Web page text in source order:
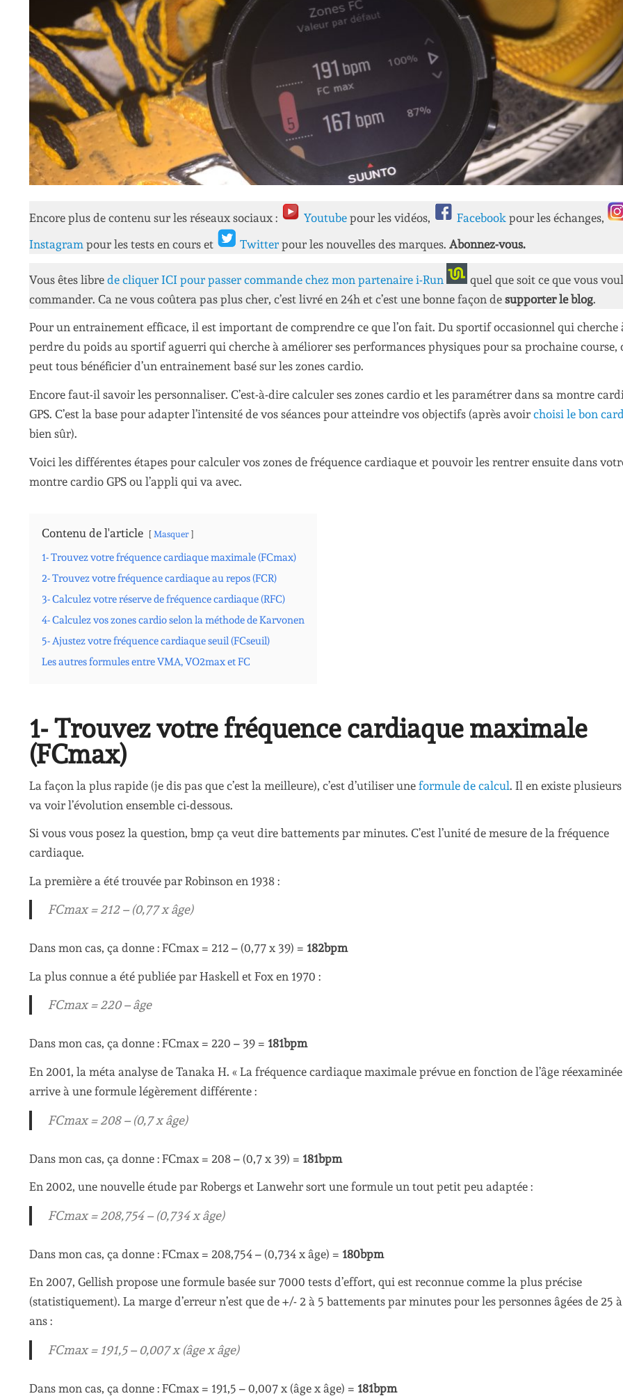
Encore plus de contenu sur les réseaux sociaux : Youtube pour les vidéos, Facebook pour les échanges,
Instagram pour les tests en cours et Twitter pour les nouvelles des marques. Abonnez-vous.
Vous êtes libre de cliquer ICI pour passer commande chez mon partenaire i-Run
quel que soit ce que vous
commander. Ca ne vous coûtera pas plus cher, c’est livré en 24h et c’est une bonne façon de supporter le blog.
Pour un entrainement efficace, il est important de comprendre ce que l’on fait. Du sportif occasionnel qui cherche
perdre du poids au sportif aguerri qui cherche à améliorer ses performances physiques pour sa prochaine course,
peut tous bénéficier d’un entrainement basé sur les zones cardio.
Encore faut-il savoir les personnaliser. C’est-à-dire calculer ses zones cardio et les paramétrer dans sa montre
GPS. C’est la base pour adapter l’intensité de vos séances pour atteindre vos objectifs (après avoir choisi le bon
bien sûr).
Voici les différentes étapes pour calculer vos zones de fréquence cardiaque et pouvoir les rentrer ensuite dans
montre cardio GPS ou l’appli qui va avec.
Contenu de l'article Masquer
1- Trouvez votre fréquence cardiaque maximale (FCmax)
2- Trouvez votre fréquence cardiaque au repos (FCR)
3- Calculez votre réserve de fréquence cardiaque (RFC)
4- Calculez vos zones cardio selon la méthode de Karvonen
5- Ajustez votre fréquence cardiaque seuil (FCseuil)
Les autres formules entre VMA, VO2max et FC
1- Trouvez votre fréquence cardiaque maximale
(FCmax)
La façon la plus rapide (je dis pas que c’est la meilleure), c’est d’utiliser une formule de calcul. Il en existe
va voir l’évolution ensemble ci-dessous.
Si vous vous posez la question, bmp ça veut dire battements par minutes. C’est l’unité de mesure de la fréquence
cardiaque.
La première a été trouvée par Robinson en 1938 :
FCmax = 212 – (0,77 x âge)
Dans mon cas, ça donne : FCmax = 212 – (0,77 x 39) = 182bpm
La plus connue a été publiée par Haskell et Fox en 1970 :
FCmax = 220 – âge
Dans mon cas, ça donne : FCmax = 220 – 39 = 181bpm
En 2001, la méta analyse de Tanaka H. « La fréquence cardiaque maximale prévue en fonction de l’âge réexaminée
arrive à une formule légèrement différente :
FCmax = 208 – (0,7 x âge)
Dans mon cas, ça donne : FCmax = 208 – (0,7 x 39) = 181bpm
En 2002, une nouvelle étude par Robergs et Lanwehr sort une formule un tout petit peu adaptée :
FCmax = 208,754 – (0,734 x âge)
Dans mon cas, ça donne : FCmax = 208,754 – (0,734 x âge) = 180bpm
En 2007, Gellish propose une formule basée sur 7000 tests d’effort, qui est reconnue comme la plus précise
(statistiquement). La marge d’erreur n’est que de +/- 2 à 5 battements par minutes pour les personnes âgées de 25
ans :
FCmax = 191,5 – 0,007 x (âge x âge)
Dans mon cas, ça donne : FCmax = 191,5 – 0,007 x (âge x âge) = 181bpm